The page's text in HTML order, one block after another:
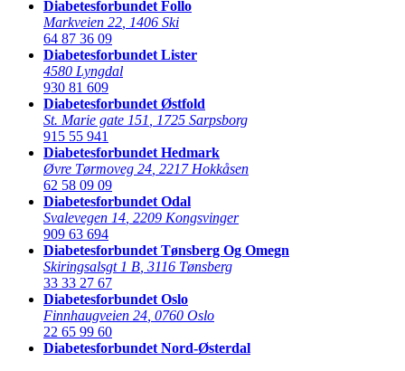
Diabetesforbundet Follo
Markveien 22 1406 Ski
64 87 36 09
Diabetesforbundet Lister
4580 Lyngdal
930 81 609
Diabetesforbundet Østfold
St. Marie gate 151
1725 Sarpsborg
915 55 941
Diabetesforbundet Hedmark
Øvre Tørmoveg 24 2217 Hokkåsen
62 58 09 09
Diabetesforbundet Odal
Svalevegen 14 2209 Kongsvinger
909 63 694
Diabetesforbundet Tønsberg Og Omegn
Skiringsalsgt 1 B 3116 Tønsberg
33 33 27 67
Diabetesforbundet Oslo
Finnhaugveien 24 0760 Oslo
22 65 99 60
Diabetesforbundet Nord-Østerdal